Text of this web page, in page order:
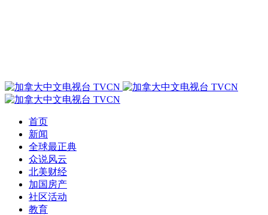
首页
新闻
全球最正典
众说风云
北美财经
加国房产
社区活动
教育